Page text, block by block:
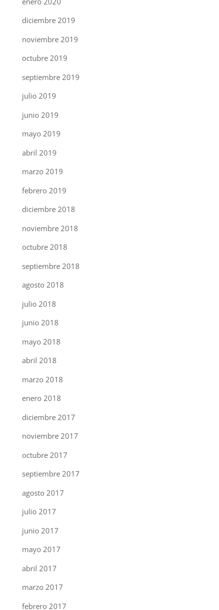
diciembre 2019
noviembre 2019
octubre 2019
septiembre 2019
julio 2019
junio 2019
mayo 2019
abril 2019
marzo 2019
febrero 2019
diciembre 2018
noviembre 2018
octubre 2018
septiembre 2018
agosto 2018
julio 2018
junio 2018
mayo 2018
abril 2018
marzo 2018
enero 2018
diciembre 2017
noviembre 2017
octubre 2017
septiembre 2017
agosto 2017
julio 2017
junio 2017
mayo 2017
abril 2017
marzo 2017
febrero 2017